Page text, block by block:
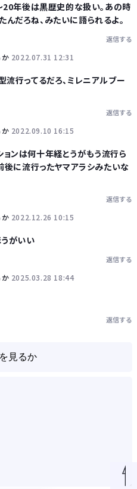
20年後は黒歴史的な扱い。あの時
だろね、みたいに語られるよ。
返信する
か 2022.07.31 12:31
行ってるだろ、ミレニアルブー
返信する
か 2022.09.10 16:15
ンは何十年経とうがもう流行ら
後に流行ったヤマアラシみたいな
返信する
か 2022.12.26 10:15
がいい
返信する
か 2025.03.28 18:44
返信する